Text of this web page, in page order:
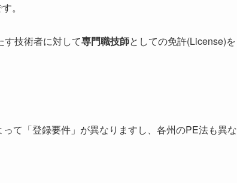
。
技術者に対して専門職技師としての免許(License)を
て「登録要件」が異なりますし、各州のPE法も異な